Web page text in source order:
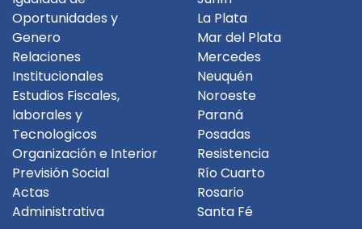
Oportunidades y
Genero
Relaciones
Institucionales
Estudios Fiscales,
laborales y
Tecnologicos
Organización e Interior
Previsión Social
Actas
Administrativa
La Plata
Mar del Plata
Mercedes
Neuquén
Noroeste
Paraná
Posadas
Resistencia
Río Cuarto
Rosario
Santa Fé